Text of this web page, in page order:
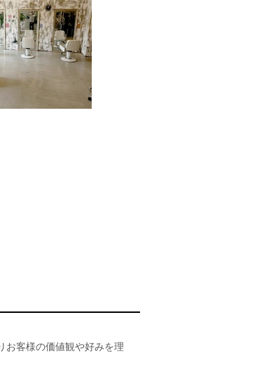
お客様の価値観や好みを理